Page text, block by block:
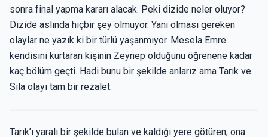
sonra final yapma kararı alacak. Peki dizide neler oluyor?
Dizide aslında hiçbir şey olmuyor. Yani olması gereken
olaylar ne yazık ki bir türlü yaşanmıyor. Mesela Emre
kendisini kurtaran kişinin Zeynep olduğunu öğrenene kadar
kaç bölüm geçti. Hadi bunu bir şekilde anlarız ama Tarık ve
Sıla olayı tam bir rezalet.
Tarık’ı yaralı bir şekilde bulan ve kaldığı yere götüren, ona